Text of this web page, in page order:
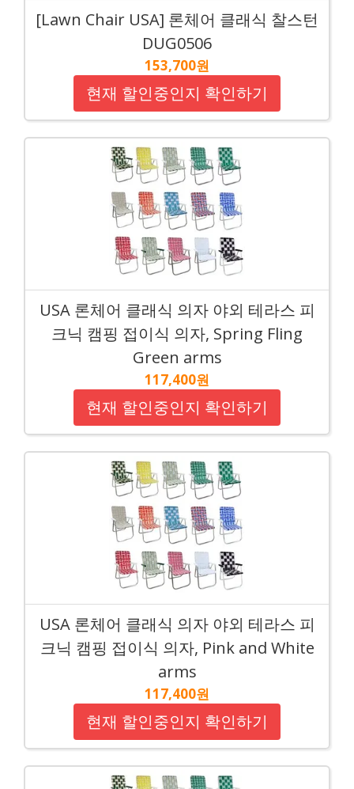
[Lawn Chair USA] 론체어 클래식 찰스턴
DUG0506
153,700원
현재 할인중인지 확인하기
USA 론체어 클래식 의자 야외 테라스 피
크닉 캠핑 접이식 의자, Spring Fling
Green arms
117,400원
현재 할인중인지 확인하기
USA 론체어 클래식 의자 야외 테라스 피
크닉 캠핑 접이식 의자, Pink and White
arms
117,400원
현재 할인중인지 확인하기